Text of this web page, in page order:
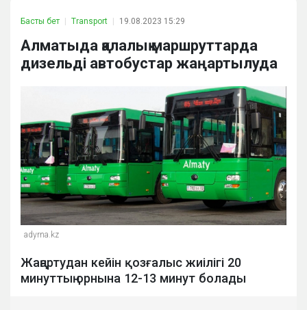
Басты бет Transport 19.08.2023 15:29
Алматыда қалалық маршруттарда
дизельді автобустар жаңартылуда
adyrna.kz
Жаңартудан кейін қозғалыс жиілігі 20
минуттың орнына 12-13 минут болады